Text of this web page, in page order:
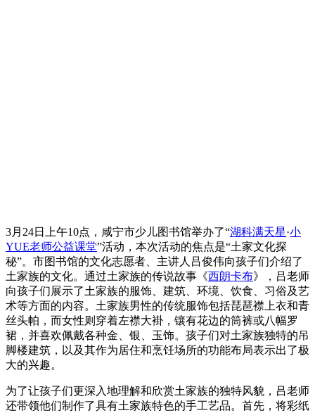
3月24日上午10点，咸宁市少儿图书馆举办了“湖科满天星·小
YUE老师公益课堂”活动，本次活动的焦点是“土家文化探
秘”。市图书馆的文化志愿者、主讲人吕俊伟向孩子们介绍了
土家族的文化。通过土家族的传说故事《西朗卡布》，吕老师
向孩子们展示了土家族的服饰、建筑、环境、饮食、习俗及艺
术等方面的内容。土家族男性的传统服饰包括琵琶襟上衣和青
丝头帕，而女性则穿着左襟大褂，镶有花边的筒裤或八幅罗
裙，并喜欢佩戴各种金、银、玉饰。孩子们对土家族独特的吊
脚楼建筑，以及其作为居住和烹饪场所的功能布局表示出了极
大的兴趣。
为了让孩子们更深入地理解和欣赏土家族的独特风貌，吕老师
还带领他们制作了具有土家族特色的手工艺品。首先，将彩纸